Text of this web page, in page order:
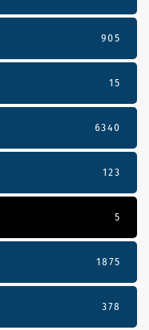
905
15
6340
123
5
1875
378